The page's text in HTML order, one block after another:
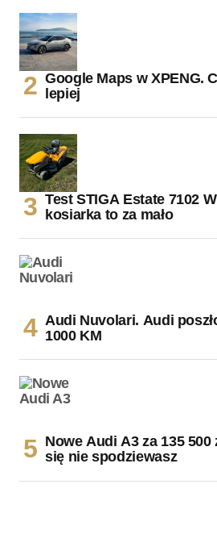
Google Maps w XPENG.
lepiej
Test STIGA Estate 7102
kosiarka to za mało
Audi Nuvolari. Audi
1000 KM
Nowe Audi A3 za 135 500
się nie spodziewasz